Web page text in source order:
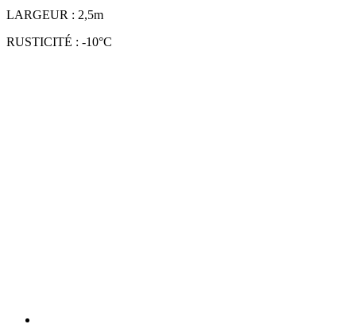
LARGEUR : 2,5m
RUSTICITÉ : -10°C